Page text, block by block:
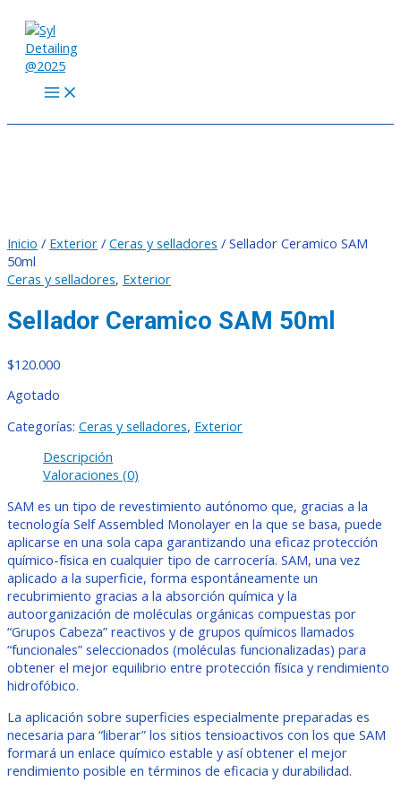
contenido
Inicio / Exterior / Ceras y selladores / Sellador Ceramico SAM
50ml
Ceras y selladores, Exterior
Sellador Ceramico SAM 50ml
$120.000
Agotado
Categorías: Ceras y selladores, Exterior
Descripción
Valoraciones (0)
SAM es un tipo de revestimiento autónomo que, gracias a la
tecnología Self Assembled Monolayer en la que se basa, puede
aplicarse en una sola capa garantizando una eficaz protección
químico-física en cualquier tipo de carrocería. SAM, una vez
aplicado a la superficie, forma espontáneamente un
recubrimiento gracias a la absorción química y la
autoorganización de moléculas orgánicas compuestas por
“Grupos Cabeza” reactivos y de grupos químicos llamados
“funcionales” seleccionados (moléculas funcionalizadas) para
obtener el mejor equilibrio entre protección física y rendimiento
hidrofóbico.
La aplicación sobre superficies especialmente preparadas es
necesaria para “liberar” los sitios tensioactivos con los que SAM
formará un enlace químico estable y así obtener el mejor
rendimiento posible en términos de eficacia y durabilidad.